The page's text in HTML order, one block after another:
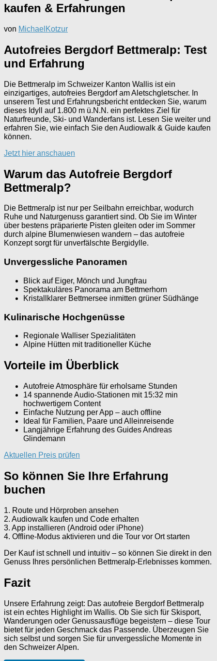
kaufen & Erfahrungen
von MichaelKotzur
Autofreies Bergdorf Bettmeralp: Test
und Erfahrung
Die Bettmeralp im Schweizer Kanton Wallis ist ein
einzigartiges, autofreies Bergdorf am Aletschgletscher. In
unserem Test und Erfahrungsbericht entdecken Sie, warum
dieses Idyll auf 1.800 m ü.N.N. ein perfektes Ziel für
Naturfreunde, Ski- und Wanderfans ist. Lesen Sie weiter und
erfahren Sie, wie einfach Sie den Audiowalk & Guide kaufen
können.
Jetzt hier anschauen
Warum das Autofreie Bergdorf
Bettmeralp?
Die Bettmeralp ist nur per Seilbahn erreichbar, wodurch
Ruhe und Naturgenuss garantiert sind. Ob Sie im Winter
über bestens präparierte Pisten gleiten oder im Sommer
durch alpine Blumenwiesen wandern – das autofreie
Konzept sorgt für unverfälschte Bergidylle.
Unvergessliche Panoramen
Blick auf Eiger, Mönch und Jungfrau
Spektakuläres Panorama am Bettmerhorn
Kristallklarer Bettmersee inmitten grüner Südhänge
Kulinarische Hochgenüsse
Regionale Walliser Spezialitäten
Alpine Hütten mit traditioneller Küche
Vorteile im Überblick
Autofreie Atmosphäre für erholsame Stunden
14 spannende Audio-Stationen mit 15:32 min
hochwertigem Content
Einfache Nutzung per App – auch offline
Ideal für Familien, Paare und Alleinreisende
Langjährige Erfahrung des Guides Andreas
Glindemann
Aktuellen Preis prüfen
So können Sie Ihre Erfahrung
buchen
1. Route und Hörproben ansehen
2. Audiowalk kaufen und Code erhalten
3. App installieren (Android oder iPhone)
4. Offline-Modus aktivieren und die Tour vor Ort starten
Der Kauf ist schnell und intuitiv – so können Sie direkt in den
Genuss Ihres persönlichen Bettmeralp-Erlebnisses kommen.
Fazit
Unsere Erfahrung zeigt: Das autofreie Bergdorf Bettmeralp
ist ein echtes Highlight im Wallis. Ob Sie sich für Skisport,
Wanderungen oder Genussausflüge begeistern – diese Tour
bietet für jeden Geschmack das Passende. Überzeugen Sie
sich selbst und sorgen Sie für unvergessliche Momente in
den Schweizer Alpen.